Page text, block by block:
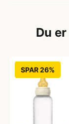
Du
SPAR 26%